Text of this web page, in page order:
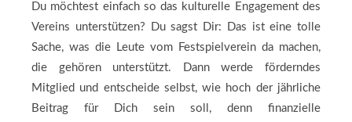
Du möchtest einfach so das kulturelle Engagement des
Vereins unterstützen? Du sagst Dir: Das ist eine tolle
Sache, was die Leute vom Festspielverein da machen,
die gehören unterstützt. Dann werde förderndes
Mitglied und entscheide selbst, wie hoch der jährliche
Beitrag für Dich sein soll, denn finanzielle